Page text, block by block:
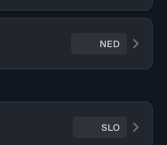
NED
SLO